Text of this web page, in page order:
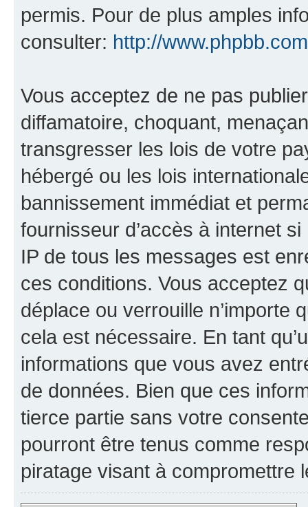
permis. Pour de plus amples
consulter: http://
Vous acceptez de ne pas
diffamatoire, choquant,
transgresser les lois de votre
hébergé ou les lois
bannissement immédiat et
fournisseur d’accès à internet
IP de tous les messages est
ces conditions. Vous acceptez
déplace ou verrouille n’importe
cela est nécessaire. En tant
informations que vous avez
de données. Bien que ces
tierce partie sans votre
pourront être tenus comme
piratage visant à compromettre